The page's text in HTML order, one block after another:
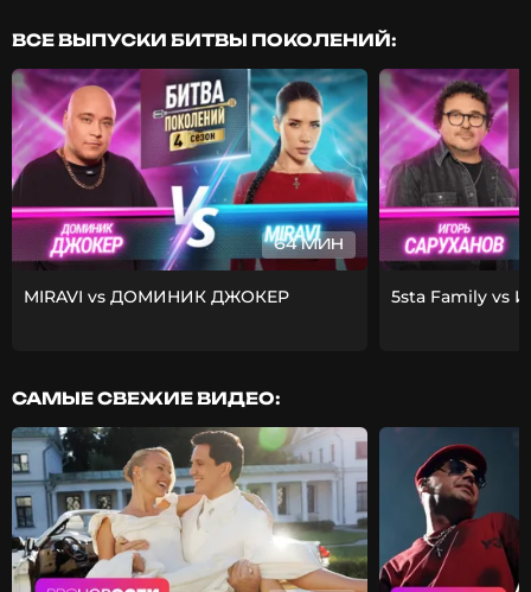
расскажет про всех своих дам, а мы попробуем
разобраться, что в клипе "За милых дам" правда, а
что - ложь! Вперед в прошлое!
ВСЕ ВЫПУСКИ БИТВЫ ПОКОЛЕНИЙ:
64 МИН
MIRAVI vs ДОМИНИК ДЖОКЕР 5sta Family vs
САМЫЕ СВЕЖИЕ ВИДЕО: